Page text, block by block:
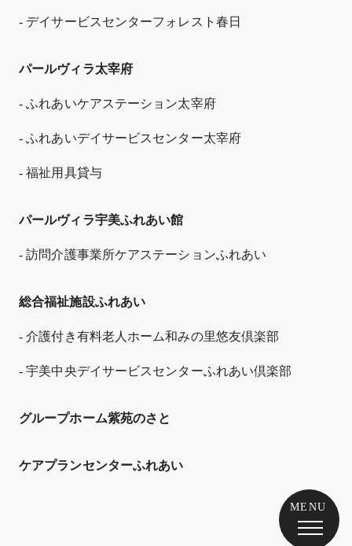
MENU
- デイサービスセンターフォレスト春日
パールヴィラ太宰府
- ふれあいケアステーション太宰府
- ふれあいデイサービスセンター太宰府
- 福祉用具貸与
パールヴィラ宇美ふれあい館
- 訪問介護事業所ケアステーションふれあい
総合福祉施設ふれあい
- 介護付き有料老人ホーム和みの里悠友倶楽部
- 宇美中央デイサービスセンターふれあい倶楽部
グループホーム紫苑のさと
ケアプランセンターふれあい